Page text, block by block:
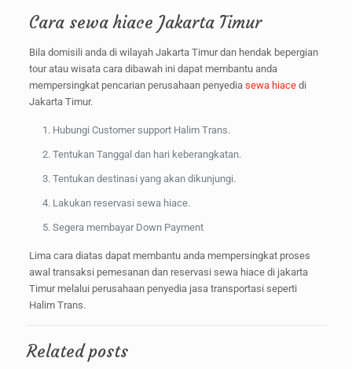
Cara sewa hiace Jakarta Timur
Bila domisili anda di wilayah Jakarta Timur dan hendak bepergian
tour atau wisata cara dibawah ini dapat membantu anda
mempersingkat pencarian perusahaan penyediasewa hiace di
Jakarta Timur.
Hubungi Customer support Halim Trans.
Tentukan Tanggal dan hari keberangkatan.
Tentukan destinasi yang akan dikunjungi.
Lakukan reservasi sewa hiace.
Segera membayar Down Payment
Lima cara diatas dapat membantu anda mempersingkat proses
awal transaksi pemesanan dan reservasi sewa hiace di jakarta
Timur melalui perusahaan penyedia jasa transportasi seperti
Halim Trans.
Related posts